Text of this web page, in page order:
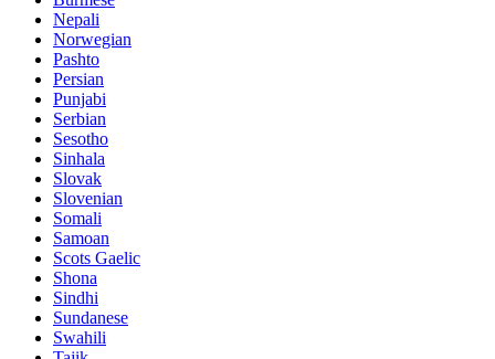
Nepali
Norwegian
Pashto
Persian
Punjabi
Serbian
Sesotho
Sinhala
Slovak
Slovenian
Somali
Samoan
Scots Gaelic
Shona
Sindhi
Sundanese
Swahili